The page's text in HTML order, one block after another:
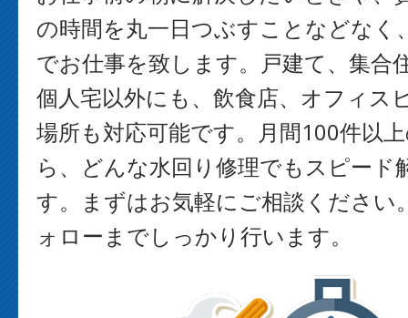
の時間を丸一日つぶすことなどなく
でお仕事を致します。戸建て、集合
個人宅以外にも、飲食店、オフィス
場所も対応可能です。月間100件以
ら、どんな水回り修理でもスピード
す。まずはお気軽にご相談ください
ォローまでしっかり行います。